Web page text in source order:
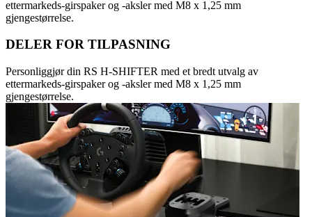
ettermarkeds-girspaker og -aksler med M8 x 1,25 mm
gjengestørrelse.
DELER FOR TILPASNING
Personliggjør din RS H-SHIFTER med et bredt utvalg av
ettermarkeds-girspaker og -aksler med M8 x 1,25 mm
gjengestørrelse.